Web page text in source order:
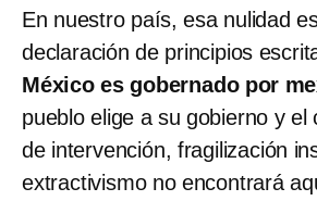
En nuestro país, esa nulidad
declaración de principios
México es gobernado por
pueblo elige a su gobierno y el
de intervención, fragilización
extractivismo no encontrará